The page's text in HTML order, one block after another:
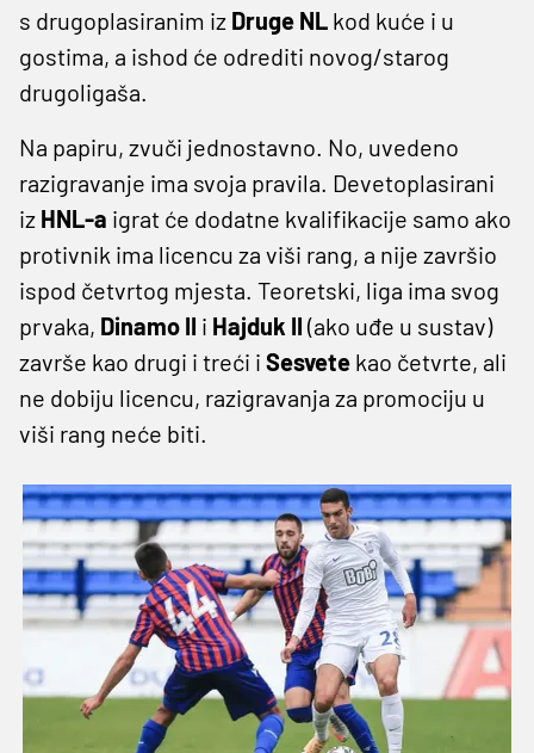
s drugoplasiranim iz Druge NL kod kuće i u
gostima, a ishod će odrediti novog/starog
drugoligaša.
Na papiru, zvuči jednostavno. No, uvedeno
razigravanje ima svoja pravila. Devetoplasirani
iz HNL-a igrat će dodatne kvalifikacije samo ako
protivnik ima licencu za viši rang, a nije završio
ispod četvrtog mjesta. Teoretski, liga ima svog
prvaka, Dinamo II i Hajduk II (ako uđe u sustav)
završe kao drugi i treći i Sesvete kao četvrte, ali
ne dobiju licencu, razigravanja za promociju u
viši rang neće biti.